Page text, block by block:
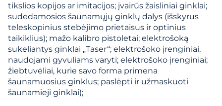
tikslios kopijos ar imitacijos; įvairūs žaisliniai ginklai;
sudedamosios šaunamųjų ginklų dalys (išskyrus
teleskopinius stebėjimo prietaisus ir optinius
taikiklius); mažo kalibro pistoletai; elektrošoką
sukeliantys ginklai „Taser“; elektrošoko įrenginiai,
naudojami gyvuliams varyti; elektrošoko įrenginiai;
žiebtuvėliai, kurie savo forma primena
šaunamuosius ginklus; paslėpti ir užmaskuoti
šaunamieji ginklai);